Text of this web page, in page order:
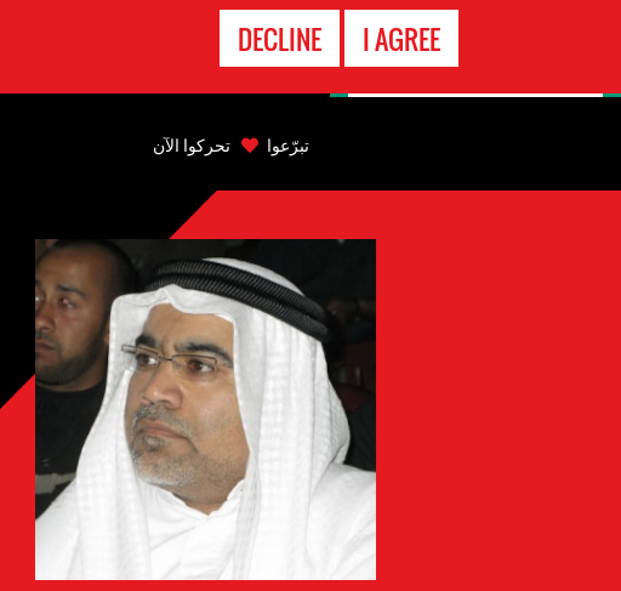
I AGREE
DECLINE
تبرّعوا تحركوا الآن
الاتصال
بالطوارىء